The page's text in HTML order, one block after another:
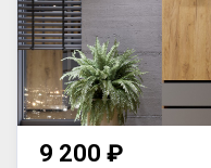
9 200 ₽